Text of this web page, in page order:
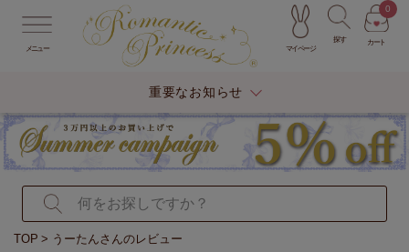
メニュー マイページ
探す カート
0
重要なお知らせ
TOP うーたんさんのレビュー